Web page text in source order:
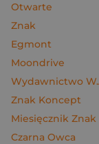
Otwarte
Znak
Egmont
Moondrive
Wydawnictwo
Znak Koncept
Miesięcznik Znak
Czarna Owca